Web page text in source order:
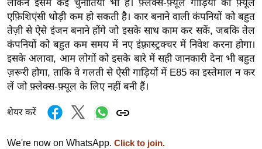
/
फै
श
न
घ
रे
नु
लेकिन इसमें कई चुनौतियाँ भी हैं। फ़्लेक्स-फ़्यूल गाड़ियों की फ़्यूल
एफ़िशिएंसी थोड़ी कम हो सकती है। कार बनाने वाली कंपनियों को बहुत
तेज़ी से ऐसे इंजन बनाने होंगे जो इसके साथ काम कर सकें, जबकि तेल
कंपनियों को बहुत कम समय में नए इंफ़्रास्ट्रक्चर में निवेश करना होगा।
इसके अलावा, आम लोगों को इसके बारे में सही जानकारी देना भी बहुत
ज़रूरी होगा, ताकि वे गलती से ऐसी गाड़ियों में E85 का इस्तेमाल न कर
लें जो फ़्लेक्स-फ़्यूल के लिए नहीं बनी हैं।
शेयर करें
We're now on WhatsApp. Click to join.